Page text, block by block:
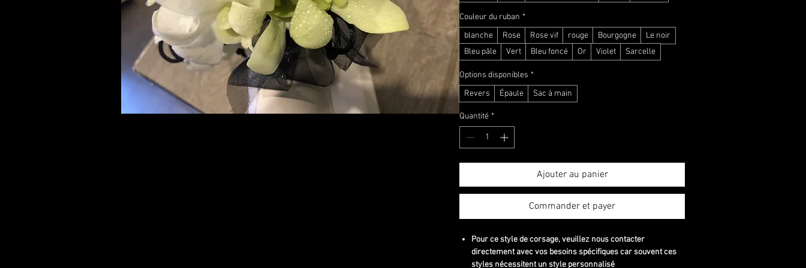
Couleur du ruban *
blanche
Rose Rose vif rouge Bourgogne
Le noir
Bleu pâle
Vert Bleu foncé Or Violet Sarcelle
Options disponibles *
Revers
Épaule Sac à main
Quantité *
Ajouter au panier
Commander et payer
Pour ce style de corsage, veuillez nous contacter
directement avec vos besoins spécifiques car souvent ces
styles nécessitent un style personnalisé